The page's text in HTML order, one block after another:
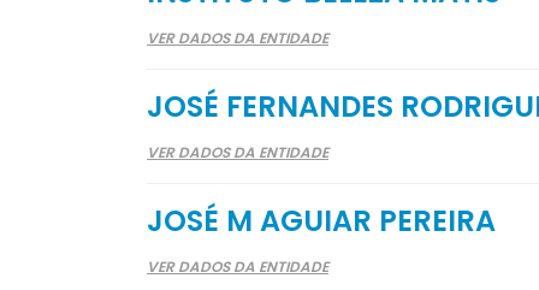
VER DADOS DA ENTIDADE
JOSÉ FERNANDES
VER DADOS DA ENTIDADE
JOSÉ M AGUIAR PEREIRA
VER DADOS DA ENTIDADE